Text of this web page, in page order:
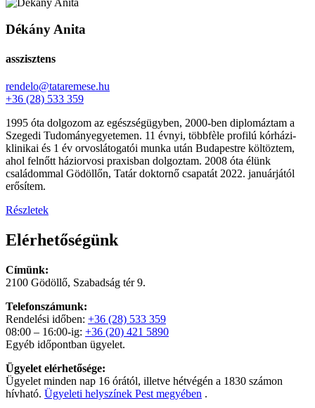
Dékány Anita
asszisztens
rendelo@tataremese.hu
+36 (28) 533 359
1995 óta dolgozom az egészségügyben, 2000-ben diplomáztam a
Szegedi Tudományegyetemen. 11 évnyi, többfèle profilú kórházi-
klinikai és 1 év orvoslátogatói munka után Budapestre költöztem,
ahol felnőtt háziorvosi praxisban dolgoztam. 2008 óta élünk
családommal Gödöllőn, Tatár doktornő csapatát 2022. januárjától
erősítem.
Részletek
Elérhetőségünk
Címünk:
2100 Gödöllő, Szabadság tér 9.
Telefonszámunk:
Rendelési időben: +36 (28) 533 359
08:00 – 16:00-ig: +36 (20) 421 5890
Egyéb időpontban ügyelet.
Ügyelet elérhetősége:
Ügyelet minden nap 16 órától, illetve hétvégén a 1830 számon
hívható. Ügyeleti helyszínek Pest megyében .